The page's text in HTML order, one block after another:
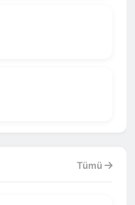
Tümü